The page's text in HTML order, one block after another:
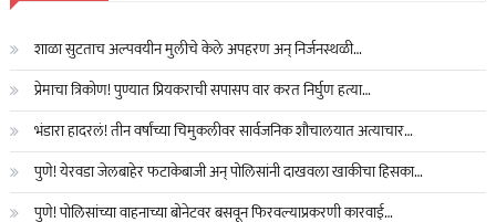
शाळा सुटताच अल्पवयीन मुलीचे केले अपहरण अन् निर्जनस्थळी…
प्रेमाचा त्रिकोण! पुण्यात प्रियकराची सपासप वार करत निर्घुण हत्या…
भंडारा हादरलं! तीन वर्षांच्या चिमुकलीवर सार्वजनिक शौचालयात अत्याचार…
पुणे! येरवडा जेलबाहेर फटाकेबाजी अन् पोलिसांनी दाखवला खाकीचा हिसका…
पुणे! पोलिसांच्या वाहनाच्या बोनेटवर बसवून फिरवल्याप्रकरणी कारवाई…